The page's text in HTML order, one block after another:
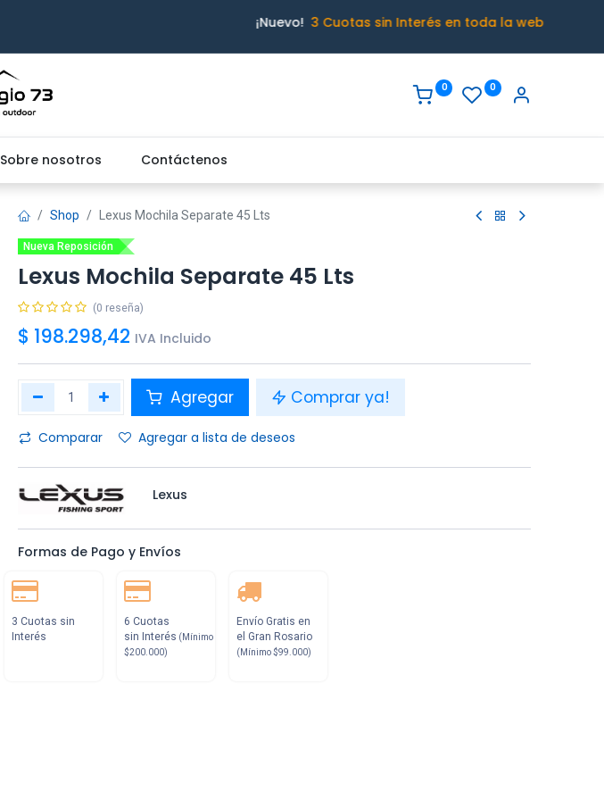
¡Nuevo! 3 Cuotas sin Interés en toda la web
0 0
Sobre nosotros Contáctenos
Shop Lexus Mochila Separate 45 Lts
Nueva Reposición
Lexus Mochila Separate 45 Lts
(0 reseña)
$ 198.298,42 IVA Incluido
Agregar Comprar ya!
Comparar Agregar a lista de deseos
Lexus
Formas de Pago y Envíos
3 Cuotas sin
Interés
6 Cuotas
sin Interés (Mínimo
$200.000)
Envío Gratis en
el Gran Rosario
(Mínimo $99.000)